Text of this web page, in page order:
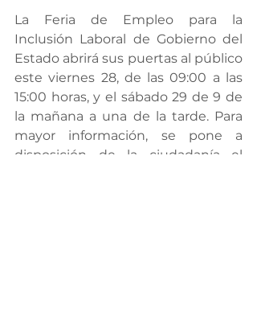
La Feria de Empleo para la
Inclusión Laboral de Gobierno del
Estado abrirá sus puertas al público
este viernes 28, de las 09:00 a las
15:00 horas, y el sábado 29 de 9 de
la mañana a una de la tarde. Para
mayor información, se pone a
disposición de la ciudadanía el